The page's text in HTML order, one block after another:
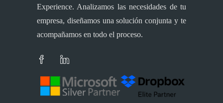
Experience. Analizamos las necesidades de tu
empresa, diseñamos una solución conjunta y te
acompañamos en todo el proceso.